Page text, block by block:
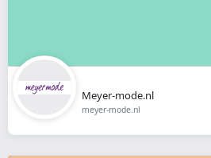
Meyer-mode.nl
meyer-mode.nl